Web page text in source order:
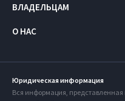
ВЛАДЕЛЬЦАМ
О НАС
Юридическая информация
Вся информация,